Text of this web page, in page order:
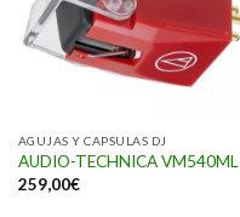
AGUJAS Y CAPSULAS DJ
AUDIO-TECHNICA VM540ML
259,00€